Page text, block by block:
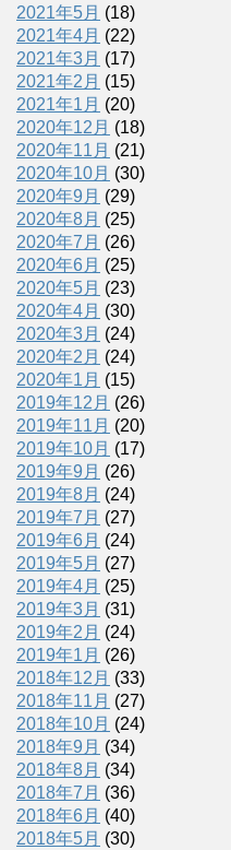
2021年5月 (18)
2021年4月 (22)
2021年3月 (17)
2021年2月 (15)
2021年1月 (20)
2020年12月 (18)
2020年11月 (21)
2020年10月 (30)
2020年9月 (29)
2020年8月 (25)
2020年7月 (26)
2020年6月 (25)
2020年5月 (23)
2020年4月 (30)
2020年3月 (24)
2020年2月 (24)
2020年1月 (15)
2019年12月 (26)
2019年11月 (20)
2019年10月 (17)
2019年9月 (26)
2019年8月 (24)
2019年7月 (27)
2019年6月 (24)
2019年5月 (27)
2019年4月 (25)
2019年3月 (31)
2019年2月 (24)
2019年1月 (26)
2018年12月 (33)
2018年11月 (27)
2018年10月 (24)
2018年9月 (34)
2018年8月 (34)
2018年7月 (36)
2018年6月 (40)
2018年5月 (30)